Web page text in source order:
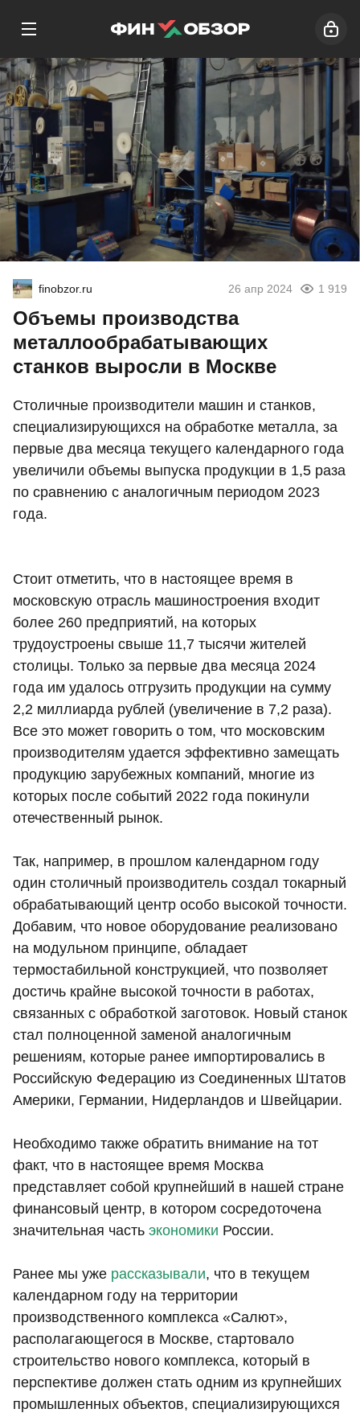
finobzor.ru 26 апр 2024 1 919
Объемы производства
металлообрабатывающих
станков выросли в Москве
Столичные производители машин и станков,
специализирующихся на обработке металла, за
первые два месяца текущего календарного года
увеличили объемы выпуска продукции в 1,5 раза
по сравнению с аналогичным периодом 2023
года.
Стоит отметить, что в настоящее время в
московскую отрасль машиностроения входит
более 260 предприятий, на которых
трудоустроены свыше 11,7 тысячи жителей
столицы. Только за первые два месяца 2024
года им удалось отгрузить продукции на сумму
2,2 миллиарда рублей (увеличение в 7,2 раза).
Все это может говорить о том, что московским
производителям удается эффективно замещать
продукцию зарубежных компаний, многие из
которых после событий 2022 года покинули
отечественный рынок.
Так, например, в прошлом календарном году
один столичный производитель создал токарный
обрабатывающий центр особо высокой точности.
Добавим, что новое оборудование реализовано
на модульном принципе, обладает
термостабильной конструкцией, что позволяет
достичь крайне высокой точности в работах,
связанных с обработкой заготовок. Новый станок
стал полноценной заменой аналогичным
решениям, которые ранее импортировались в
Российскую Федерацию из Соединенных Штатов
Америки, Германии, Нидерландов и Швейцарии.
Необходимо также обратить внимание на тот
факт, что в настоящее время Москва
представляет собой крупнейший в нашей стране
финансовый центр, в котором сосредоточена
значительная часть экономики России.
Ранее мы уже рассказывали, что в текущем
календарном году на территории
производственного комплекса «Салют»,
располагающегося в Москве, стартовало
строительство нового комплекса, который в
перспективе должен стать одним из крупнейших
промышленных объектов, специализирующихся